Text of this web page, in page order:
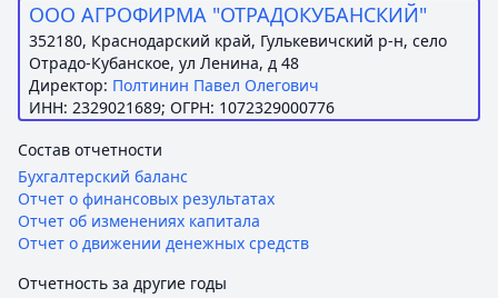
ООО АГРОФИРМА "ОТРАДОКУБАНСКИЙ"
352180, Краснодарский край, Гулькевичский р-н, село
Отрадо-Кубанское, ул Ленина, д 48
Директор: Полтинин Павел Олегович
ИНН: 2329021689; ОГРН: 1072329000776
Состав отчетности
Бухгалтерский баланс
Отчет о финансовых результатах
Отчет об изменениях капитала
Отчет о движении денежных средств
Отчетность за другие годы